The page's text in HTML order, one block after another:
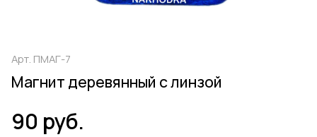
Арт. ПМАГ-7
Магнит деревянный с линзой
90 руб.